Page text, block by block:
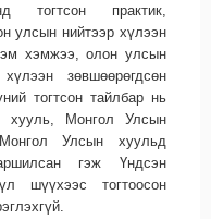
тогтсон практик,
улсын нийтээр хүлээн
хэмжээ, олон улсын
зөвшөөрөгдсөн
тогтсон тайлбар нь
хууль, Монгол Улсын
Улсын хуульд
гэж Үндсэн
шүүхээс тогтоосон